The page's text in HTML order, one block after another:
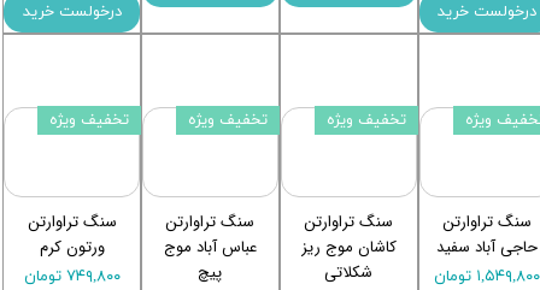
درخولست خرید
درخولست خرید
سنگ تراوارتن
حاجی آباد سفید
۱,۵۴۹,۸۰۰ تومان
ویژه
سنگ تراوارتن
کاشان موج ریز
شکلاتی
تخفیف ویژه
سنگ تراوارتن
عباس آباد موج
پیچ
تخفیف ویژه
سنگ تراوارتن
ورتون کرم
۷۴۹,۸۰۰ تومان
تخفیف ویژه